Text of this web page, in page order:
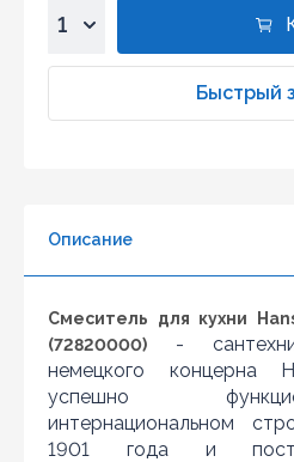
3
7
8
9
10
Быстрый
Описание
Смеситель для кухни
(72820000) -
немецкого концерна
успешно
интернациональном
1901 года и